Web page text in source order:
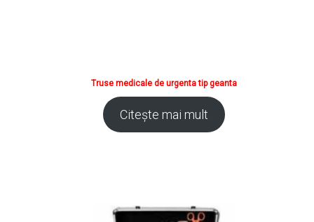
Truse medicale de urgenta tip geanta
Citește mai mult